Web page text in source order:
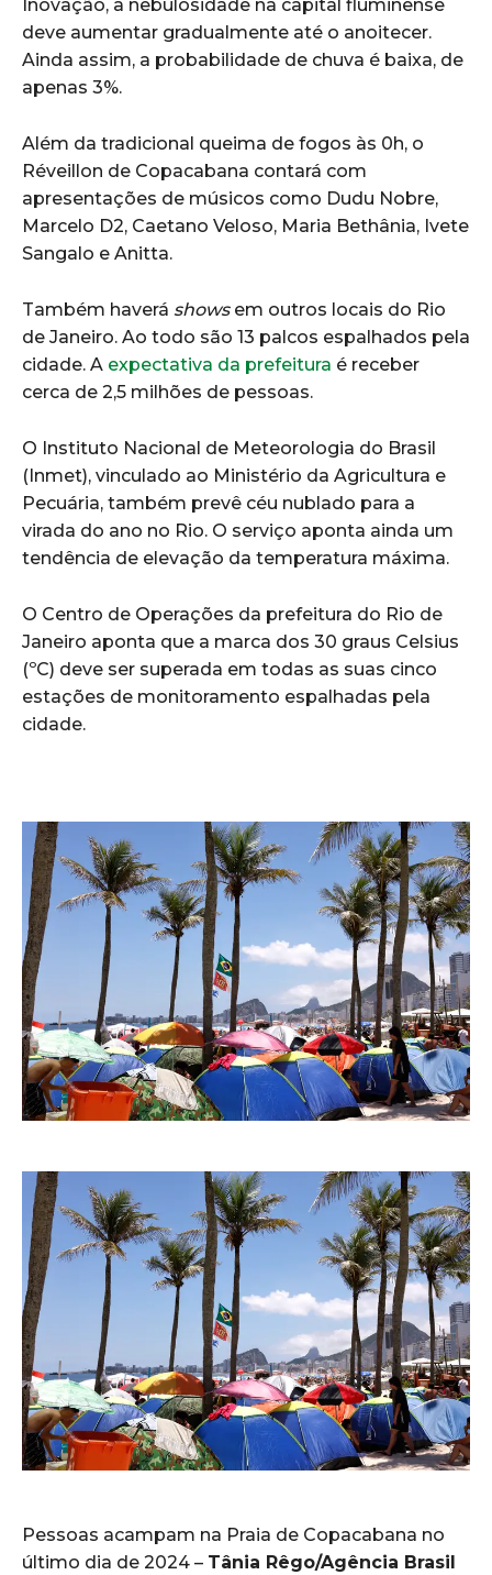
Inovação, a nebulosidade na capital fluminense
deve aumentar gradualmente até o anoitecer.
Ainda assim, a probabilidade de chuva é baixa, de
apenas 3%.
Além da tradicional queima de fogos às 0h, o
Réveillon de Copacabana contará com
apresentações de músicos como Dudu Nobre,
Marcelo D2, Caetano Veloso, Maria Bethânia, Ivete
Sangalo e Anitta.
Também haverá showsem outros locais do Rio
de Janeiro. Ao todo são 13 palcos espalhados pela
cidade. A expectativa da prefeitura é receber
cerca de 2,5 milhões de pessoas.
O Instituto Nacional de Meteorologia do Brasil
(Inmet), vinculado ao Ministério da Agricultura e
Pecuária, também prevê céu nublado para a
virada do ano no Rio. O serviço aponta ainda um
tendência de elevação da temperatura máxima.
O Centro de Operações da prefeitura do Rio de
Janeiro aponta que a marca dos 30 graus Celsius
(ºC) deve ser superada em todas as suas cinco
estações de monitoramento espalhadas pela
cidade.
Pessoas acampam na Praia de Copacabana no
último dia de 2024 – Tânia Rêgo/Agência Brasil